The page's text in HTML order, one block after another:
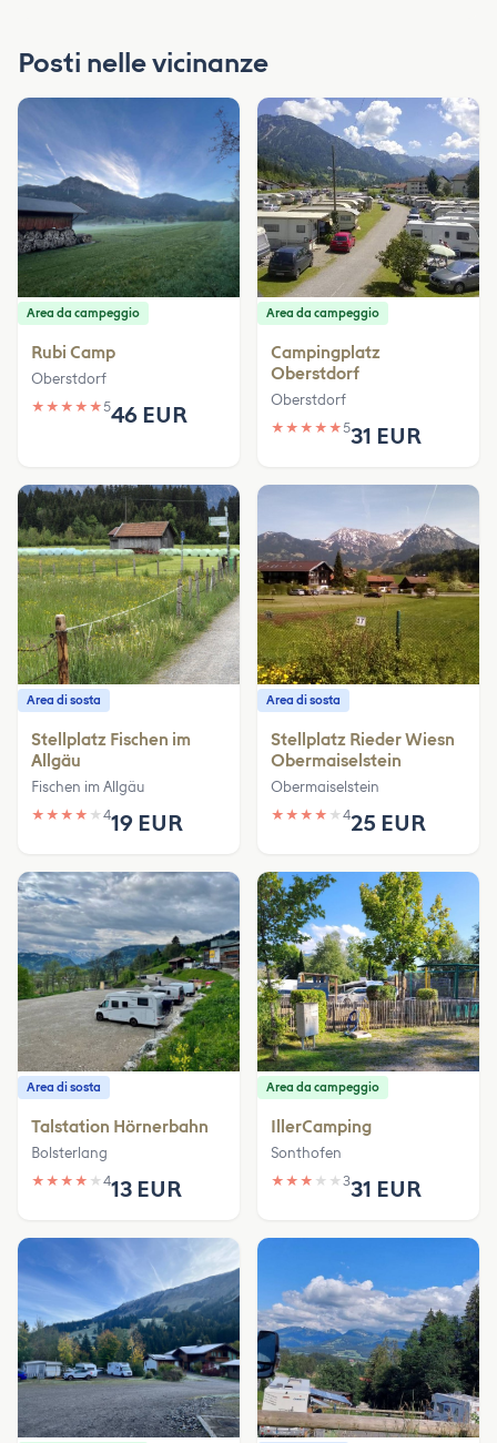
Posti nelle vicinanze
Area da campeggio
Rubi Camp
Oberstdorf
★ ★ ★ ★ ★546 EUR
Area da campeggio
Campingplatz
Oberstdorf
Oberstdorf
★ ★ ★ ★ ★531 EUR
Area di sosta
Stellplatz Fischen im
Allgäu
Fischen im Allgäu
★ ★ ★ ★ ★ 419 EUR
Area di sosta
Stellplatz Rieder Wiesn
Obermaiselstein
Obermaiselstein
★ ★ ★ ★ ★ 425 EUR
Area di sosta
Talstation Hörnerbahn
Bolsterlang
★ ★ ★ ★ ★ 413 EUR
Area da campeggio
IllerCamping
Sonthofen
★ ★ ★ ★ ★ 331 EUR